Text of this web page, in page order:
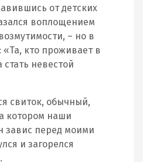
от детских
воплощением
– но в
«Та, кто проживает в
невестой
свиток, обычный,
котором наши
завис перед моими
и загорелся